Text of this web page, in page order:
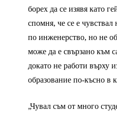
борех да се изявя като
спомня, че се е чувствал
по инженерство, но не
може да е свързано към
докато не работи върху
образование по-късно в
„Чувал съм от много